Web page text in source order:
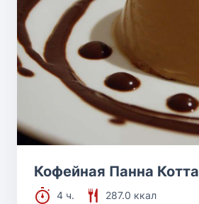
Кофейная Панна Котта
4 ч.
287.0 ккал